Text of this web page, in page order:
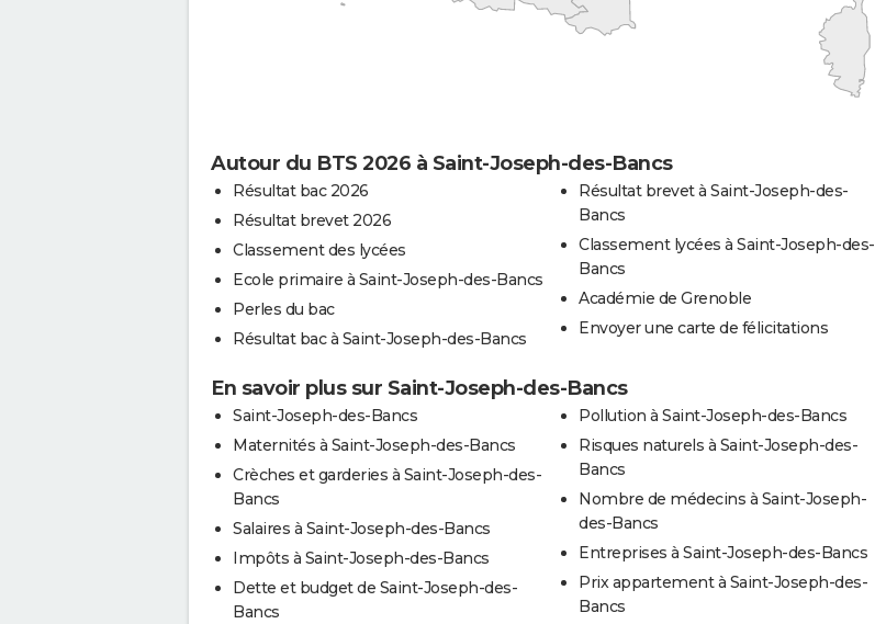
Autour du BTS 2026 à Saint-Joseph-des-Bancs
Résultat bac 2026
Résultat brevet 2026
Classement des lycées
Ecole primaire à Saint-Joseph-des-Bancs
Perles du bac
Résultat bac à Saint-Joseph-des-Bancs
Résultat brevet à Saint-Joseph-des-
Bancs
Classement lycées à Saint-Joseph-des-
Bancs
Académie de Grenoble
Envoyer une carte de félicitations
En savoir plus sur Saint-Joseph-des-Bancs
Saint-Joseph-des-Bancs
Maternités à Saint-Joseph-des-Bancs
Crèches et garderies à Saint-Joseph-des-
Bancs
Salaires à Saint-Joseph-des-Bancs
Impôts à Saint-Joseph-des-Bancs
Dette et budget de Saint-Joseph-des-
Bancs
Pollution à Saint-Joseph-des-Bancs
Risques naturels à Saint-Joseph-des-
Bancs
Nombre de médecins à Saint-Joseph-
des-Bancs
Entreprises à Saint-Joseph-des-Bancs
Prix appartement à Saint-Joseph-des-
Bancs